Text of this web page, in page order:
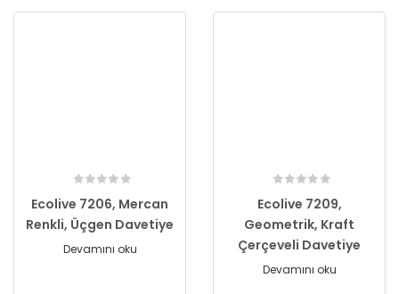
Ecolive 7206, Mercan
Renkli, Üçgen Davetiye
Devamını oku
Ecolive 7209,
Geometrik, Kraft
Çerçeveli Davetiye
Devamını oku